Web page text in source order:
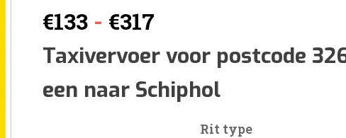
€133 - €317Prijsklasse:
€133
tot
Taxivervoer voor postcode
een naar Schiphol
Rit type